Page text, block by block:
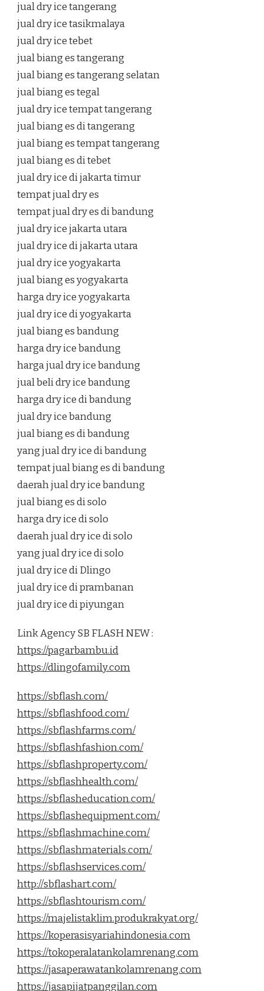
jual dry ice tangerang
jual dry ice tasikmalaya
jual dry ice tebet
jual biang es tangerang
jual biang es tangerang selatan
jual biang es tegal
jual dry ice tempat tangerang
jual biang es di tangerang
jual biang es tempat tangerang
jual biang es di tebet
jual dry ice di jakarta timur
tempat jual dry es
tempat jual dry es di bandung
jual dry ice jakarta utara
jual dry ice di jakarta utara
jual dry ice yogyakarta
jual biang es yogyakarta
harga dry ice yogyakarta
jual dry ice di yogyakarta
jual biang es bandung
harga dry ice bandung
harga jual dry ice bandung
jual beli dry ice bandung
harga dry ice di bandung
jual dry ice bandung
jual biang es di bandung
yang jual dry ice di bandung
tempat jual biang es di bandung
daerah jual dry ice bandung
jual biang es di solo
harga dry ice di solo
daerah jual dry ice di solo
yang jual dry ice di solo
jual dry ice di Dlingo
jual dry ice di prambanan
jual dry ice di piyungan
Link Agency SB FLASH NEW :
https://pagarbambu.id
https://dlingofamily.com
https://sbflash.com/
https://sbflashfood.com/
https://sbflashfarms.com/
https://sbflashfashion.com/
https://sbflashproperty.com/
https://sbflashhealth.com/
https://sbflasheducation.com/
https://sbflashequipment.com/
https://sbflashmachine.com/
https://sbflashmaterials.com/
https://sbflashservices.com/
http://sbflashart.com/
https://sbflashtourism.com/
https://majelistaklim.produkrakyat.org/
https://koperasisyariahindonesia.com
https://tokoperalatankolamrenang.com
https://jasaperawatankolamrenang.com
https://jasapijatpanggilan.com